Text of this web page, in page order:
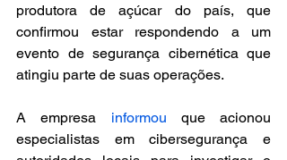
produtora de açúcar do país, que
confirmou estar respondendo a um
evento de segurança cibernética que
atingiu parte de suas operações.
A empresa informou que acionou
especialistas em cibersegurança e